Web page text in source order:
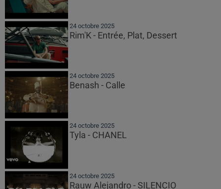
24 octobre 2025
Rim'K - Entrée, Plat, Dessert
24 octobre 2025
Benash - Calle
24 octobre 2025
Tyla - CHANEL
24 octobre 2025
Rauw Alejandro - SILENCIO